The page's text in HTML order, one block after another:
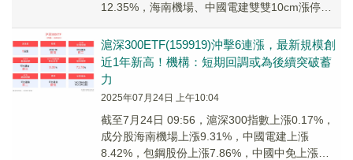
12.35%，海南機場、中國電建雙雙10cm漲停。
滬深300ETF(159919)沖擊6連漲，最新規模創
近1年新高！機構：短期回調或為後續突破蓄
力
2025年07月24日 上午10:04
截至7月24日 09:56，滬深300指數上漲0.17%，
成分股海南機場上漲9.31%，中國電建上漲
8.42%，包鋼股份上漲7.86%，中國中免上漲